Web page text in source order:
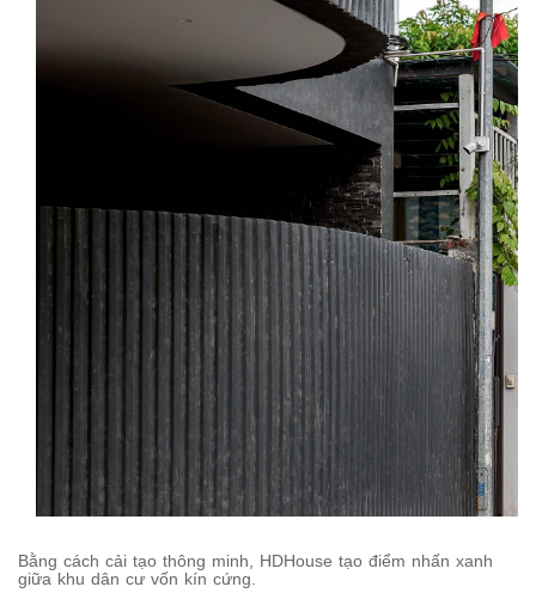
Bằng cách cải tạo thông minh, HDHouse tạo điểm nhấn xanh
giữa khu dân cư vốn kín cứng.